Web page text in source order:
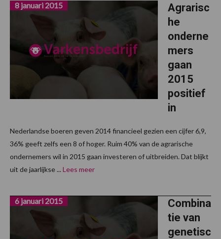
Agrarisc
he
onderne
mers
gaan
2015
positief
in
8 januari 2015
Nederlandse boeren geven 2014 financieel gezien een cijfer 6,9,
36% geeft zelfs een 8 of hoger. Ruim 40% van de agrarische
ondernemers wil in 2015 gaan investeren of uitbreiden. Dat blijkt
uit de jaarlijkse ... Lees meer
Combina
tie van
genetisc
6 januari 2015